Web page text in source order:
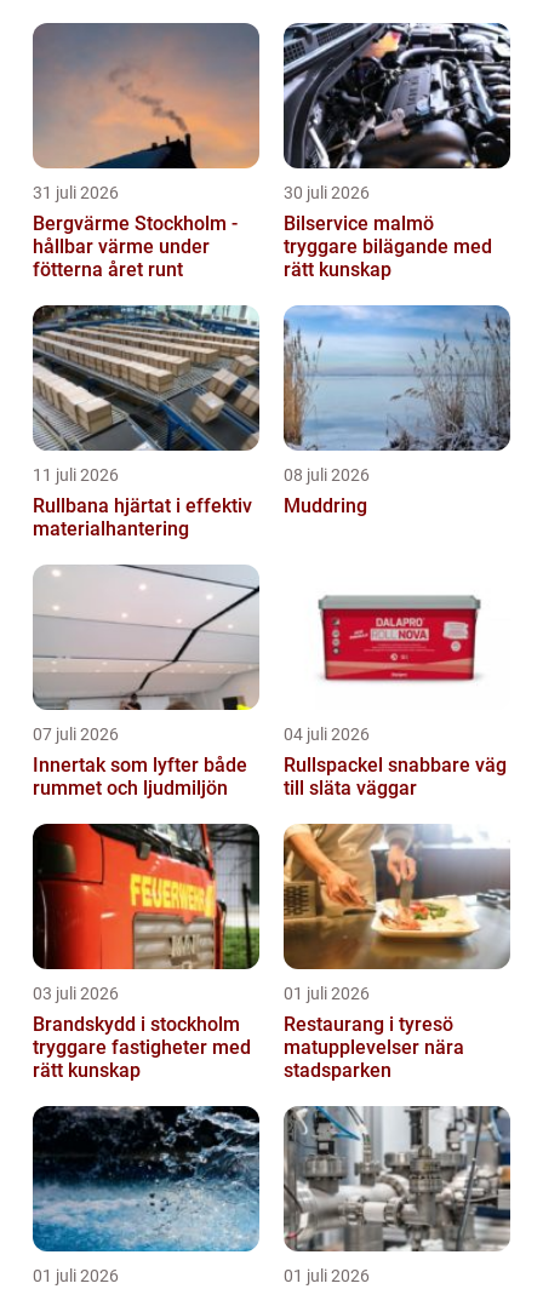
31 juli 2026
Bergvärme Stockholm -
hållbar värme under
fötterna året runt
30 juli 2026
Bilservice malmö
tryggare bilägande med
rätt kunskap
11 juli 2026
Rullbana hjärtat i effektiv
materialhantering
08 juli 2026
Muddring
07 juli 2026
Innertak som lyfter både
rummet och ljudmiljön
04 juli 2026
Rullspackel snabbare väg
till släta väggar
03 juli 2026
Brandskydd i stockholm
tryggare fastigheter med
rätt kunskap
01 juli 2026
Restaurang i tyresö
matupplevelser nära
stadsparken
01 juli 2026 01 juli 2026